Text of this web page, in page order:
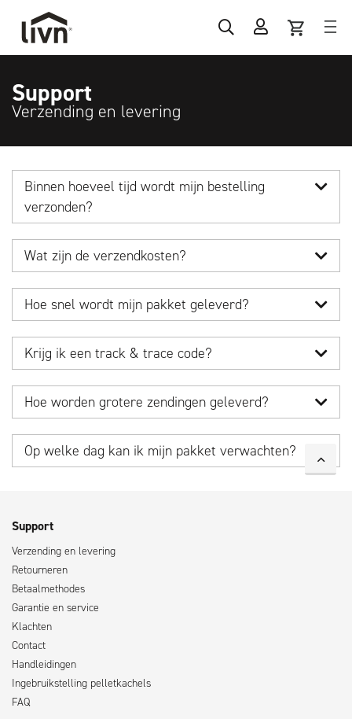
Support
Verzending en levering
Binnen hoeveel tijd wordt mijn bestelling
verzonden?
Wat zijn de verzendkosten?
Hoe snel wordt mijn pakket geleverd?
Krijg ik een track & trace code?
Hoe worden grotere zendingen geleverd?
Op welke dag kan ik mijn pakket verwachten?
Support
Verzending en levering
Retourneren
Betaalmethodes
Garantie en service
Klachten
Contact
Handleidingen
Ingebruikstelling pelletkachels
FAQ